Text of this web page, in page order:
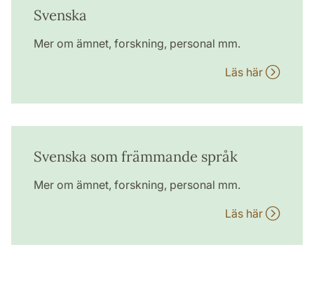
Svenska
Mer om ämnet, forskning, personal mm.
Läs här
Svenska som främmande språk
Mer om ämnet, forskning, personal mm.
Läs här